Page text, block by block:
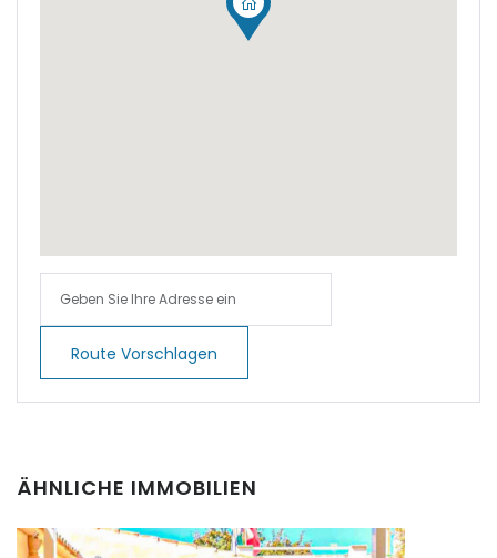
|-Cala San Vicent, Pollenca
|-Cala San Vicente
|-Cala Santanyi
Route Vorschlagen
ÄHNLICHE IMMOBILIEN